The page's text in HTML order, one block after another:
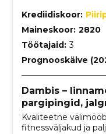
Krediidiskoor:
Maineskoor: 2820
Töötajaid: 3
Prognooskäive
Dambis –
pargipingid,
Kvaliteetne
fitnessväljakud ja